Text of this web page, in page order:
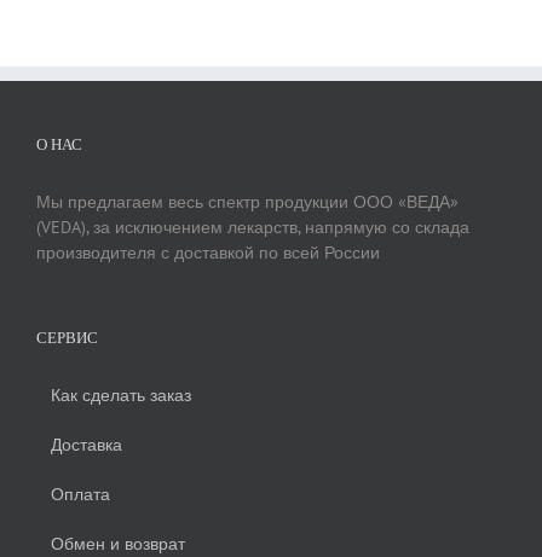
О НАС
Мы предлагаем весь спектр продукции ООО «ВЕДА»
(VEDA), за исключением лекарств, напрямую со склада
производителя с доставкой по всей России
СЕРВИС
Как сделать заказ
Доставка
Оплата
Обмен и возврат